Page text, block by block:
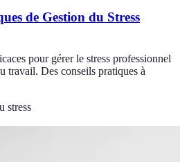
de Gestion du Stress
pour gérer le stress professionnel
travail. Des conseils pratiques à
stress